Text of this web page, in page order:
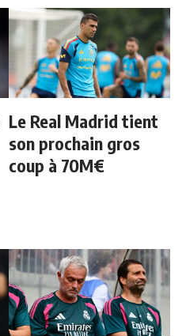
Le Real Madrid tient
son prochain gros
coup à 70M€